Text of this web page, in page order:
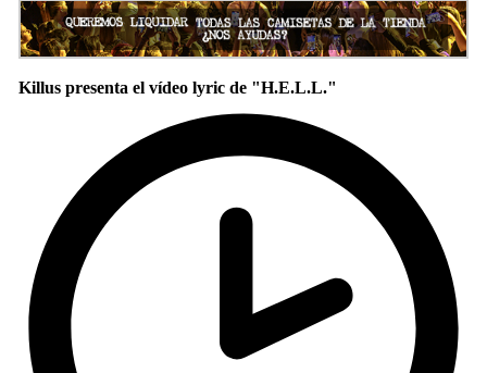
Killus presenta el vídeo lyric de "H.E.L.L."